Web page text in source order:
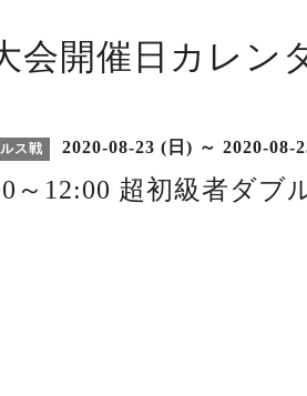
会開催日カレン
ス戦 2020-08-23 (日) ～ 2020-08-
～12:00 超初級者ダブ